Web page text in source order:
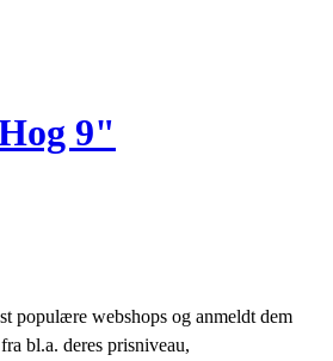
9"
populære webshops og anmeldt dem
bl.a. deres prisniveau,